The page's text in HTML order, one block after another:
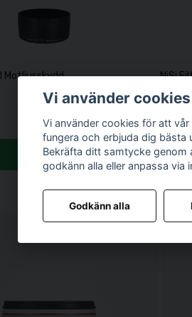
Motljusskydd
Köp
NiSi
980 kr
Vi använder cookies
Vi använder cookies för att
fungera och erbjuda dig bästa
Bekräfta ditt samtycke genom
godkänn alla eller anpassa via
Godkänn alla